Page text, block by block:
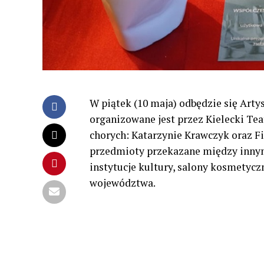
W piątek (10 maja) odbędzie się
organizowane jest przez Kielecki
chorych: Katarzynie Krawczyk oraz
przedmioty przekazane między
instytucje kultury, salony
województwa.